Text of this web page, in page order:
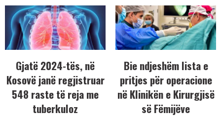
Gjatë 2024-tës, në
Kosovë janë regjistruar
548 raste të reja me
tuberkuloz
Bie ndjeshëm lista e
pritjes për operacione
në Klinikën e Kirurgjisë
së Fëmijëve